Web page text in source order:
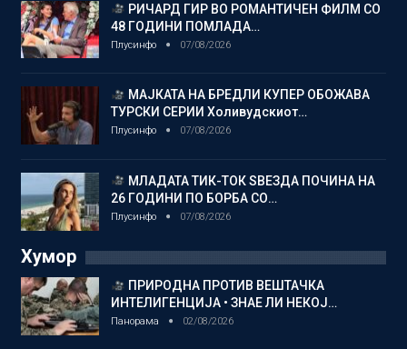
РИЧАРД ГИР ВО РОМАНТИЧЕН ФИЛМ СО
48 ГОДИНИ ПОМЛАДА…
Плусинфо 07/08/2026
МАЈКАТА НА БРЕДЛИ КУПЕР ОБОЖАВА
ТУРСКИ СЕРИИ Холивудскиот…
Плусинфо 07/08/2026
МЛАДАТА ТИК-ТОК ЅВЕЗДА ПОЧИНА НА
26 ГОДИНИ ПО БОРБА СО…
Плусинфо 07/08/2026
Хумор
ПРИРОДНА ПРОТИВ ВЕШТАЧКА
ИНТЕЛИГЕНЦИЈА • ЗНАЕ ЛИ НЕКОЈ…
Панорама 02/08/2026